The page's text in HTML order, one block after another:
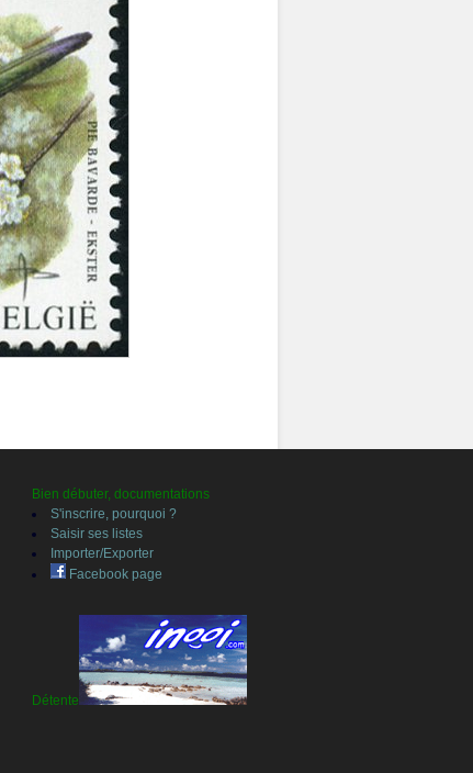
Bien débuter, documentations
S'inscrire, pourquoi ?
Saisir ses listes
Importer/Exporter
Facebook page
Détente